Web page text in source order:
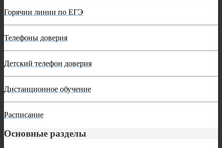
Горячии линии по ЕГЭ
Телефоны доверия
Детский телефон доверия
Дистанционное обучение
Расписание
Основные разделы